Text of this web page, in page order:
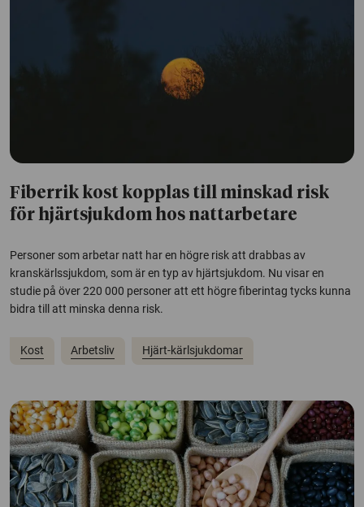
Fiberrik kost kopplas till minskad risk
för hjärtsjukdom hos nattarbetare
Personer som arbetar natt har en högre risk att drabbas av
kranskärlssjukdom, som är en typ av hjärtsjukdom. Nu visar en
studie på över 220 000 personer att ett högre fiberintag tycks kunna
bidra till att minska denna risk.
Kost Arbetsliv Hjärt-kärlsjukdomar